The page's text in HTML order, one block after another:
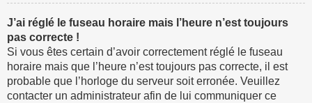
J’ai réglé le fuseau horaire mais l’heure n’est toujours
pas correcte !
Si vous êtes certain d’avoir correctement réglé le fuseau
horaire mais que l’heure n’est toujours pas correcte, il est
probable que l’horloge du serveur soit erronée. Veuillez
contacter un administrateur afin de lui communiquer ce